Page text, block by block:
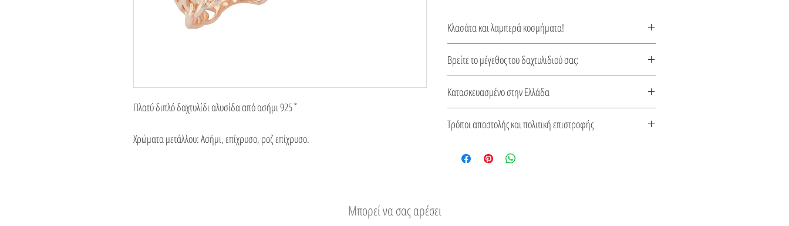
Πλατύ διπλό δαχτυλίδι αλυσίδα από ασήμι 925˚
Χρώματα μετάλλου: Ασήμι, επίχρυσο, ροζ επίχρυσο.
Κλασάτα και λαμπερά κοσμήματα!
κοσμήματα.
Βρείτε το μέγεθος του δαχτυλιδιού σας:
Κατασκευασμένο στην Ελλάδα
από πιστοποιητικό για το είδος του μετάλλου και την πέτρα
Τρόποι αποστολής και πολιτική επιστροφής
Εύκολη επιστροφή
Μπορεί να σας αρέσει